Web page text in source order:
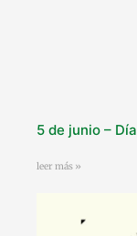
5 de junio –
leer más »